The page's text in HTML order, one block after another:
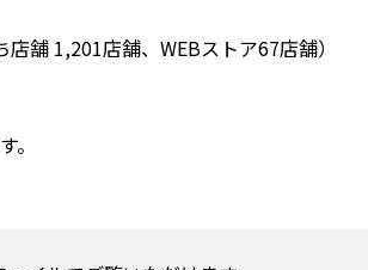
1,201店舗、WEBストア67店舗）
。